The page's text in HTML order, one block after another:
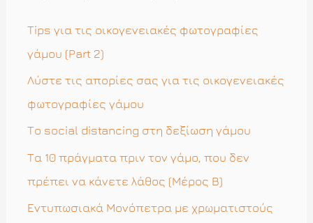
η
σ
η
γ
ι
Tips για τις οικογενειακές φωτογραφίες
γάμου (Part 2)
Λύστε τις απορίες σας για τις οικογενειακές
φωτογραφίες γάμου
Το social distancing στη δεξίωση γάμου
Τα 10 πράγματα πριν τον γάμο, που δεν
πρέπει να κάνετε λάθος (Μέρος Β)
Εντυπωσιακά Μονόπετρα με χρωματιστούς